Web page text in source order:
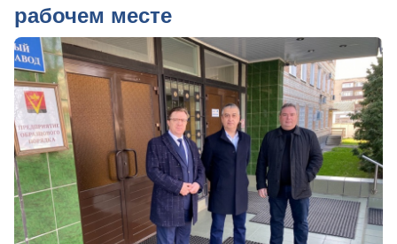
рабочем месте